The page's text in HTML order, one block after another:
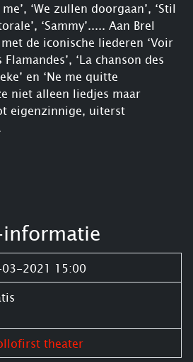
‘We zullen doorgaan’, ‘Stil
‘Sammy’..... Aan Brel
de iconische liederen ‘Voir
‘La chanson des
en ‘Ne me quitte
niet alleen liedjes maar
eigenzinnige, uiterst
2021 15:00
theater